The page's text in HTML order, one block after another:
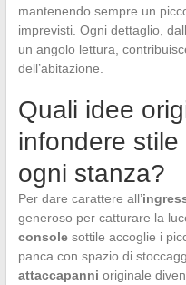
mantenendo sempre un
imprevisti. Ogni dettaglio,
un angolo lettura,
dell’abitazione.
Quali idee
infondere
ogni stanza?
Per dare carattere all’
generoso per catturare la
consolesottile accoglie i
panca con spazio di
attaccapanni originale